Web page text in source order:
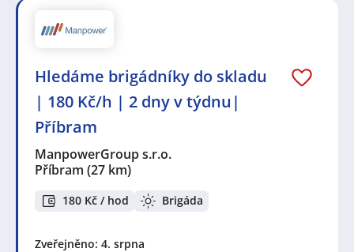
Hledáme brigádníky do skladu
| 180 Kč/h | 2 dny v týdnu|
Příbram
ManpowerGroup s.r.o.
Příbram (27 km)
180 Kč / hod Brigáda
Zveřejněno: 4. srpna